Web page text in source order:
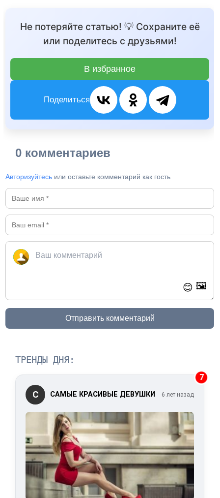
Не потеряйте статью! 💡 Сохраните её
или поделитесь с друзьями!
В избранное
Поделиться
0 комментариев
Авторизуйтесь или оставьте комментарий как гость
😊 🖼️
Отправить комментарий
ТРЕНДЫ ДНЯ:
7
С САМЫЕ КРАСИВЫЕ ДЕВУШКИ 6 лет назад